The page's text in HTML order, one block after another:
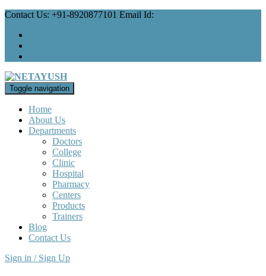
Contact Us: +91-8920877101 Email Id:
Toggle navigation
Home
About Us
Departments
Doctors
College
Clinic
Hospital
Pharmacy
Centers
Products
Trainers
Blog
Contact Us
Sign in / Sign Up